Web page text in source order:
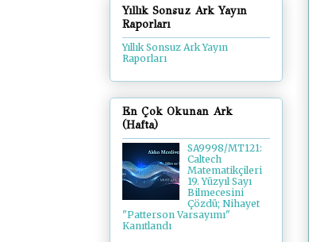
Yıllık Sonsuz Ark Yayın
Raporları
Yıllık Sonsuz Ark Yayın
Raporları
En Çok Okunan Ark
(Hafta)
SA9998/MT121:
Caltech
Matematikçileri
19. Yüzyıl Sayı
Bilmecesini
Çözdü; Nihayet
"Patterson Varsayımı"
Kanıtlandı